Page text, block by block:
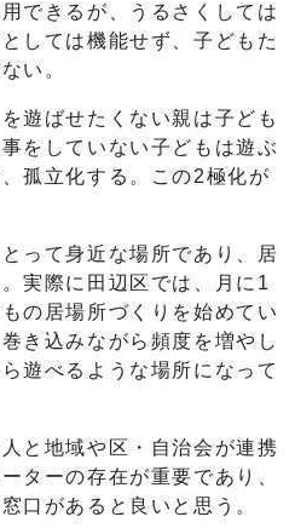
できるが、うるさくしては
しては機能せず、子どもた
い。
遊ばせたくない親は子ども
をしていない子どもは遊ぶ
孤立化する。この2極化が
って身近な場所であり、居
実際に田辺区では、月に1
の居場所づくりを始めてい
き込みながら頻度を増やし
遊べるような場所になって
と地域や区・自治会が連携
ターの存在が重要であり、
口があると良いと思う。